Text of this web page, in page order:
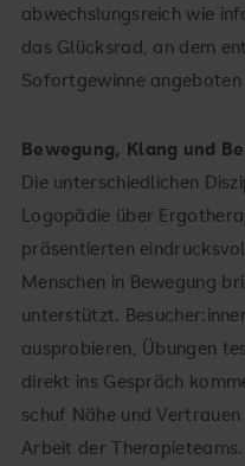
abwechslungsreich wie
das Glücksrad, an dem
Sofortgewinne angeboten
Bewegung, Klang und
Die unterschiedlichen
Logopädie über
präsentierten
Menschen in Bewegung
unterstützt.
ausprobieren, Übungen
direkt ins Gespräch
schuf Nähe und
Arbeit der Therapieteams.